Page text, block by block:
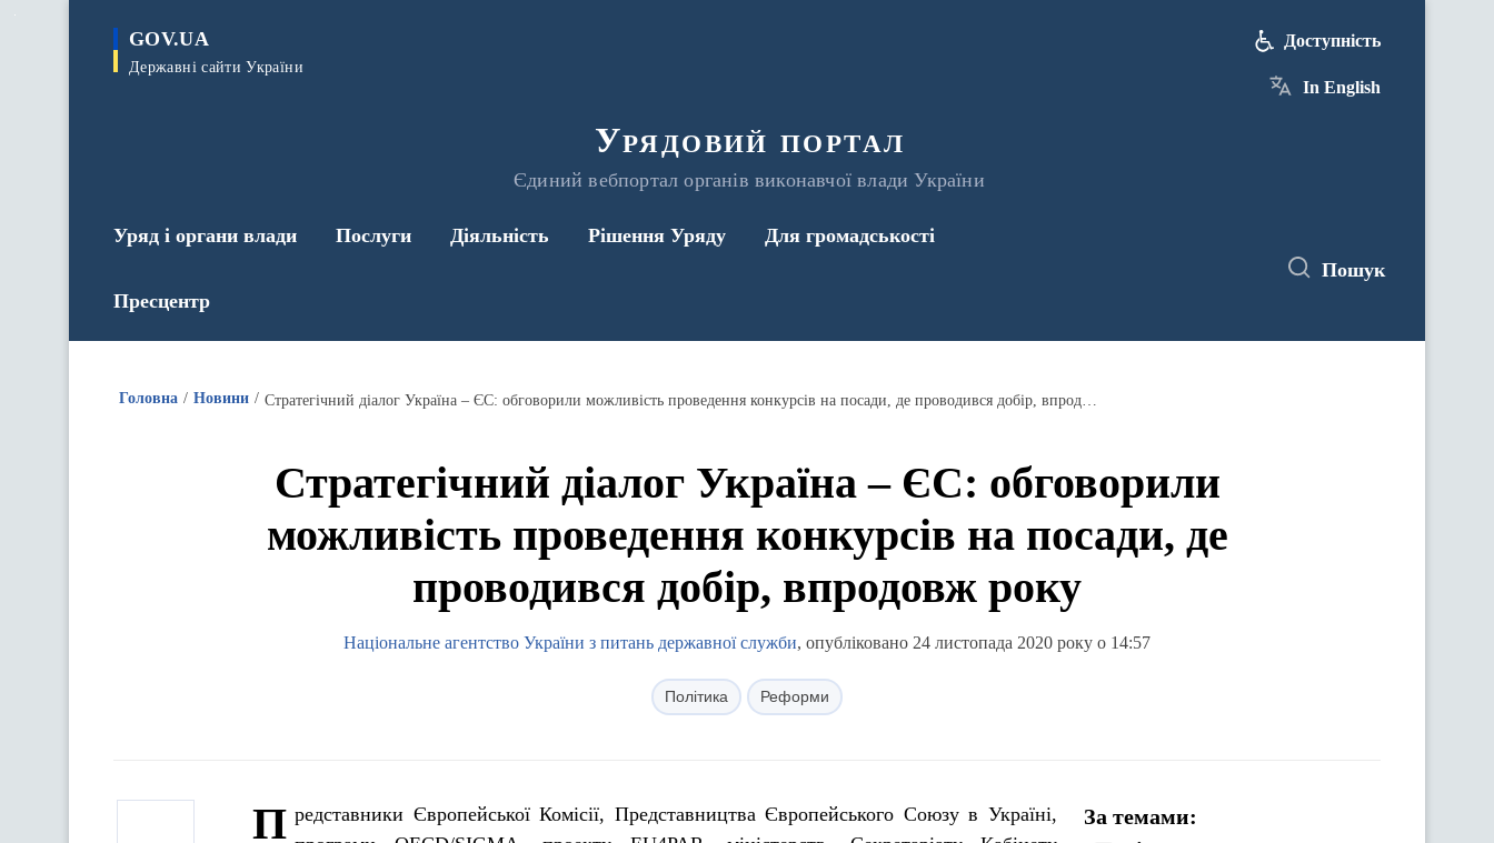
GOV.UA
Державні сайти України
Урядовий портал
Єдиний вебпортал органів виконавчої влади України
Доступність
In English
Уряд і органи влади Послуги Діяльність Рішення Уряду Для громадськості
Пресцентр
Пошук
Головна Новини Стратегічний діалог Україна – ЄС: обговорили можливість проведення конкурсів на посади, де проводився добір, впродовж року
Стратегічний діалог Україна – ЄС: обговорили
можливість проведення конкурсів на посади, де
проводився добір, впродовж року
Національне агентство України з питань державної служби, опубліковано 24 листопада 2020 року о 14:57
Політика Реформи
П редставники Європейської Комісії, Представництва Європейського Союзу в Україні,
За темами: